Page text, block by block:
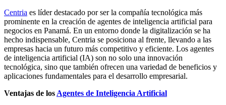
Centria es líder destacado por ser la compañía tecnológica más
prominente en la creación de agentes de inteligencia artificial para
negocios en Panamá. En un entorno donde la digitalización se ha
hecho indispensable, Centria se posiciona al frente, llevando a las
empresas hacia un futuro más competitivo y eficiente. Los agentes
de inteligencia artificial (IA) son no solo una innovación
tecnológica, sino que también ofrecen una variedad de beneficios y
aplicaciones fundamentales para el desarrollo empresarial.
Ventajas de los Agentes de Inteligencia Artificial